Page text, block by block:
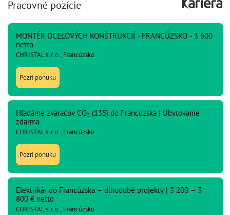
Pracovné pozície
MONTÉR OCEĽOVÝCH KONŠTRUKCIÍ - FRANCÚZSKO - 3 600
netto
CHRISTAL s. r. o., Francúzsko
Pozri ponuku
Hľadáme zváračov CO₂ (135) do Francúzska | Ubytovanie
zdarma
CHRISTAL s. r. o., Francúzsko
Pozri ponuku
Elektrikár do Francúzska – dlhodobé projekty | 3 200 – 3
800 € netto
CHRISTAL s. r. o., Francúzsko